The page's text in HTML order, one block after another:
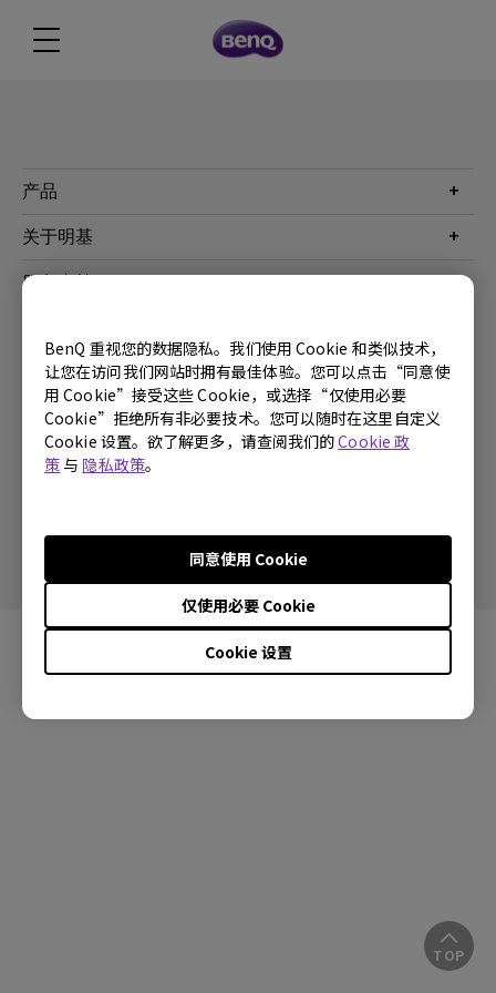
BenQ 重视您的数据隐私。我们使用 Cookie 和类似技术，
让您在访问我们网站时拥有最佳体验。您可以点击“同意使
用 Cookie”接受这些 Cookie，或选择“仅使用必要
Cookie”拒绝所有非必要技术。您可以随时在这里自定义
Cookie 设置。欲了解更多，请查阅我们的Cookie 政
策 与 隐私政策。
Cookie 设置
仅使用必要 Cookie
同意使用 Cookie
产品
投影机
关于明基
公司简介
加入我们
服务支持
档案下载与常见问题
联系客服
Copyright © 2024 BenQ. All rights reserved.
使用条款 隐私政策 联系客服 进出口遵循
China - 简体中文
TOP